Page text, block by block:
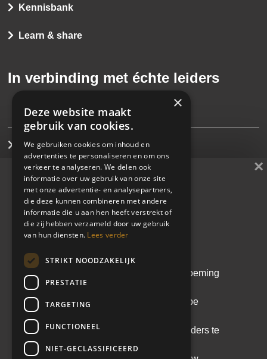
Kennisbank
Learn & share
In verbinding met échte leiders
Interim management
Direct search
Cases
Learn & share
Blijf op de hoogte
Whitepaper
De kunst van de juiste
Een doordachte leiderschapsbenoeming
voorkomt kostbare fouten. In deze
whitepaper lees je hoe een scherpe
Leiderschapsmodel helpen om leiders te
selecteren die echt passen bij de
×
×
Deze website maakt
gebruik van cookies.
We gebruiken cookies om inhoud en
advertenties te personaliseren en om ons
verkeer te analyseren. We delen ook
informatie over uw gebruik van onze site
met onze advertentie- en analysepartners,
die deze kunnen combineren met andere
informatie die u aan hen heeft verstrekt of
die zij hebben verzameld door uw gebruik
van hun diensten. Lees verder
STRIKT NOODZAKELIJK
PRESTATIE
TARGETING
FUNCTIONEEL
NIET-GECLASSIFICEERD